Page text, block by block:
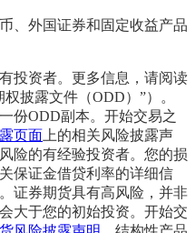
、外国证券和固定收益产品
投资者。更多信息，请阅读
权披露文件（ODD）”）。
份ODD副本。开始交易之
页面 上的相关风险披露声
险的有经验投资者。您的损
保证金借贷利率的详细信
证券期货具有高风险，并非
大于您的初始投资。开始交